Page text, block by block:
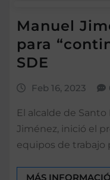
Manuel
para
SDE
Feb 16, 2023
El alcalde de
Jiménez, inició el
equipos de
MÁS